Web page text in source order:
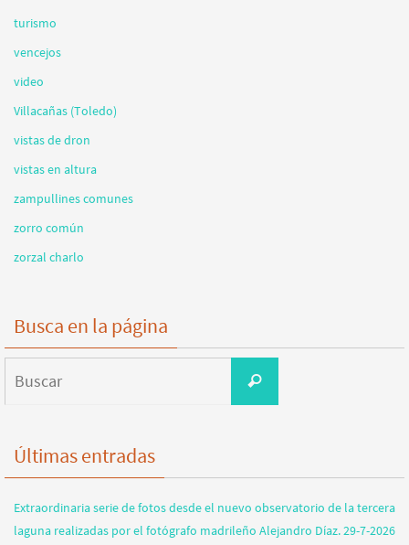
turismo
vencejos
video
Villacañas (Toledo)
vistas de dron
vistas en altura
zampullines comunes
zorro común
zorzal charlo
Busca en la página
Buscar
Últimas entradas
Extraordinaria serie de fotos desde el nuevo observatorio de la tercera
laguna realizadas por el fotógrafo madrileño Alejandro Díaz. 29-7-2026